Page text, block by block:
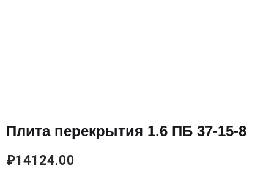
Плита перекрытия 1.6 ПБ 37-15-8
₽14124.00